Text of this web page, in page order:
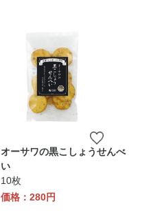
オーサワの黒こしょうせんべ
い
10枚
価格：280円